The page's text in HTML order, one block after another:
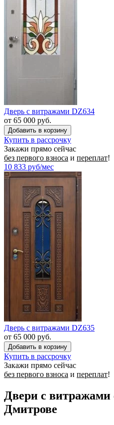
Дверь с витражами DZ634
от 65 000 руб.
Купить в рассрочку
Закажи прямо сейчас
без первого взноса и переплат!
10 833 руб/мес
Дверь с витражами DZ635
от 65 000 руб.
Купить в рассрочку
Закажи прямо сейчас
без первого взноса и переплат!
Двери с витражами
Дмитрове